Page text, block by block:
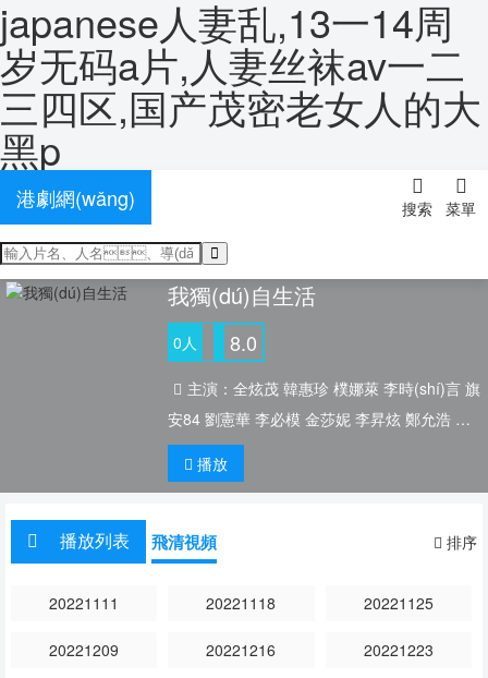
japanese人妻乱,13一14周
岁无码a片,人妻丝袜av一二
三四区,国产茂密老女人的大
黑p
港劇網(wǎng) 菜單
搜索
(jīng)典片 電視劇
國(guó)產(chǎn)劇
日本劇
當(dāng)前位置：首頁(yè)-綜藝 -《我獨(dú)自生活》完整版免費(fèi)看
我獨(dú)自生活
0人 8.0
主演：全炫茂 韓惠珍 樸娜萊 李時(shí)言 旗
安84 劉憲華 李必模 金莎妮 李昇炫 鄭允浩 沈
昌珉 金多順 安慧真 成勛 鄭基石 鄭麗媛 金忠
宰 趙彬（??） Norazo Microdot
播放
播放列表 排序
飛清視頻
20221111 20221118 20221125
20221209 20221216 20221223